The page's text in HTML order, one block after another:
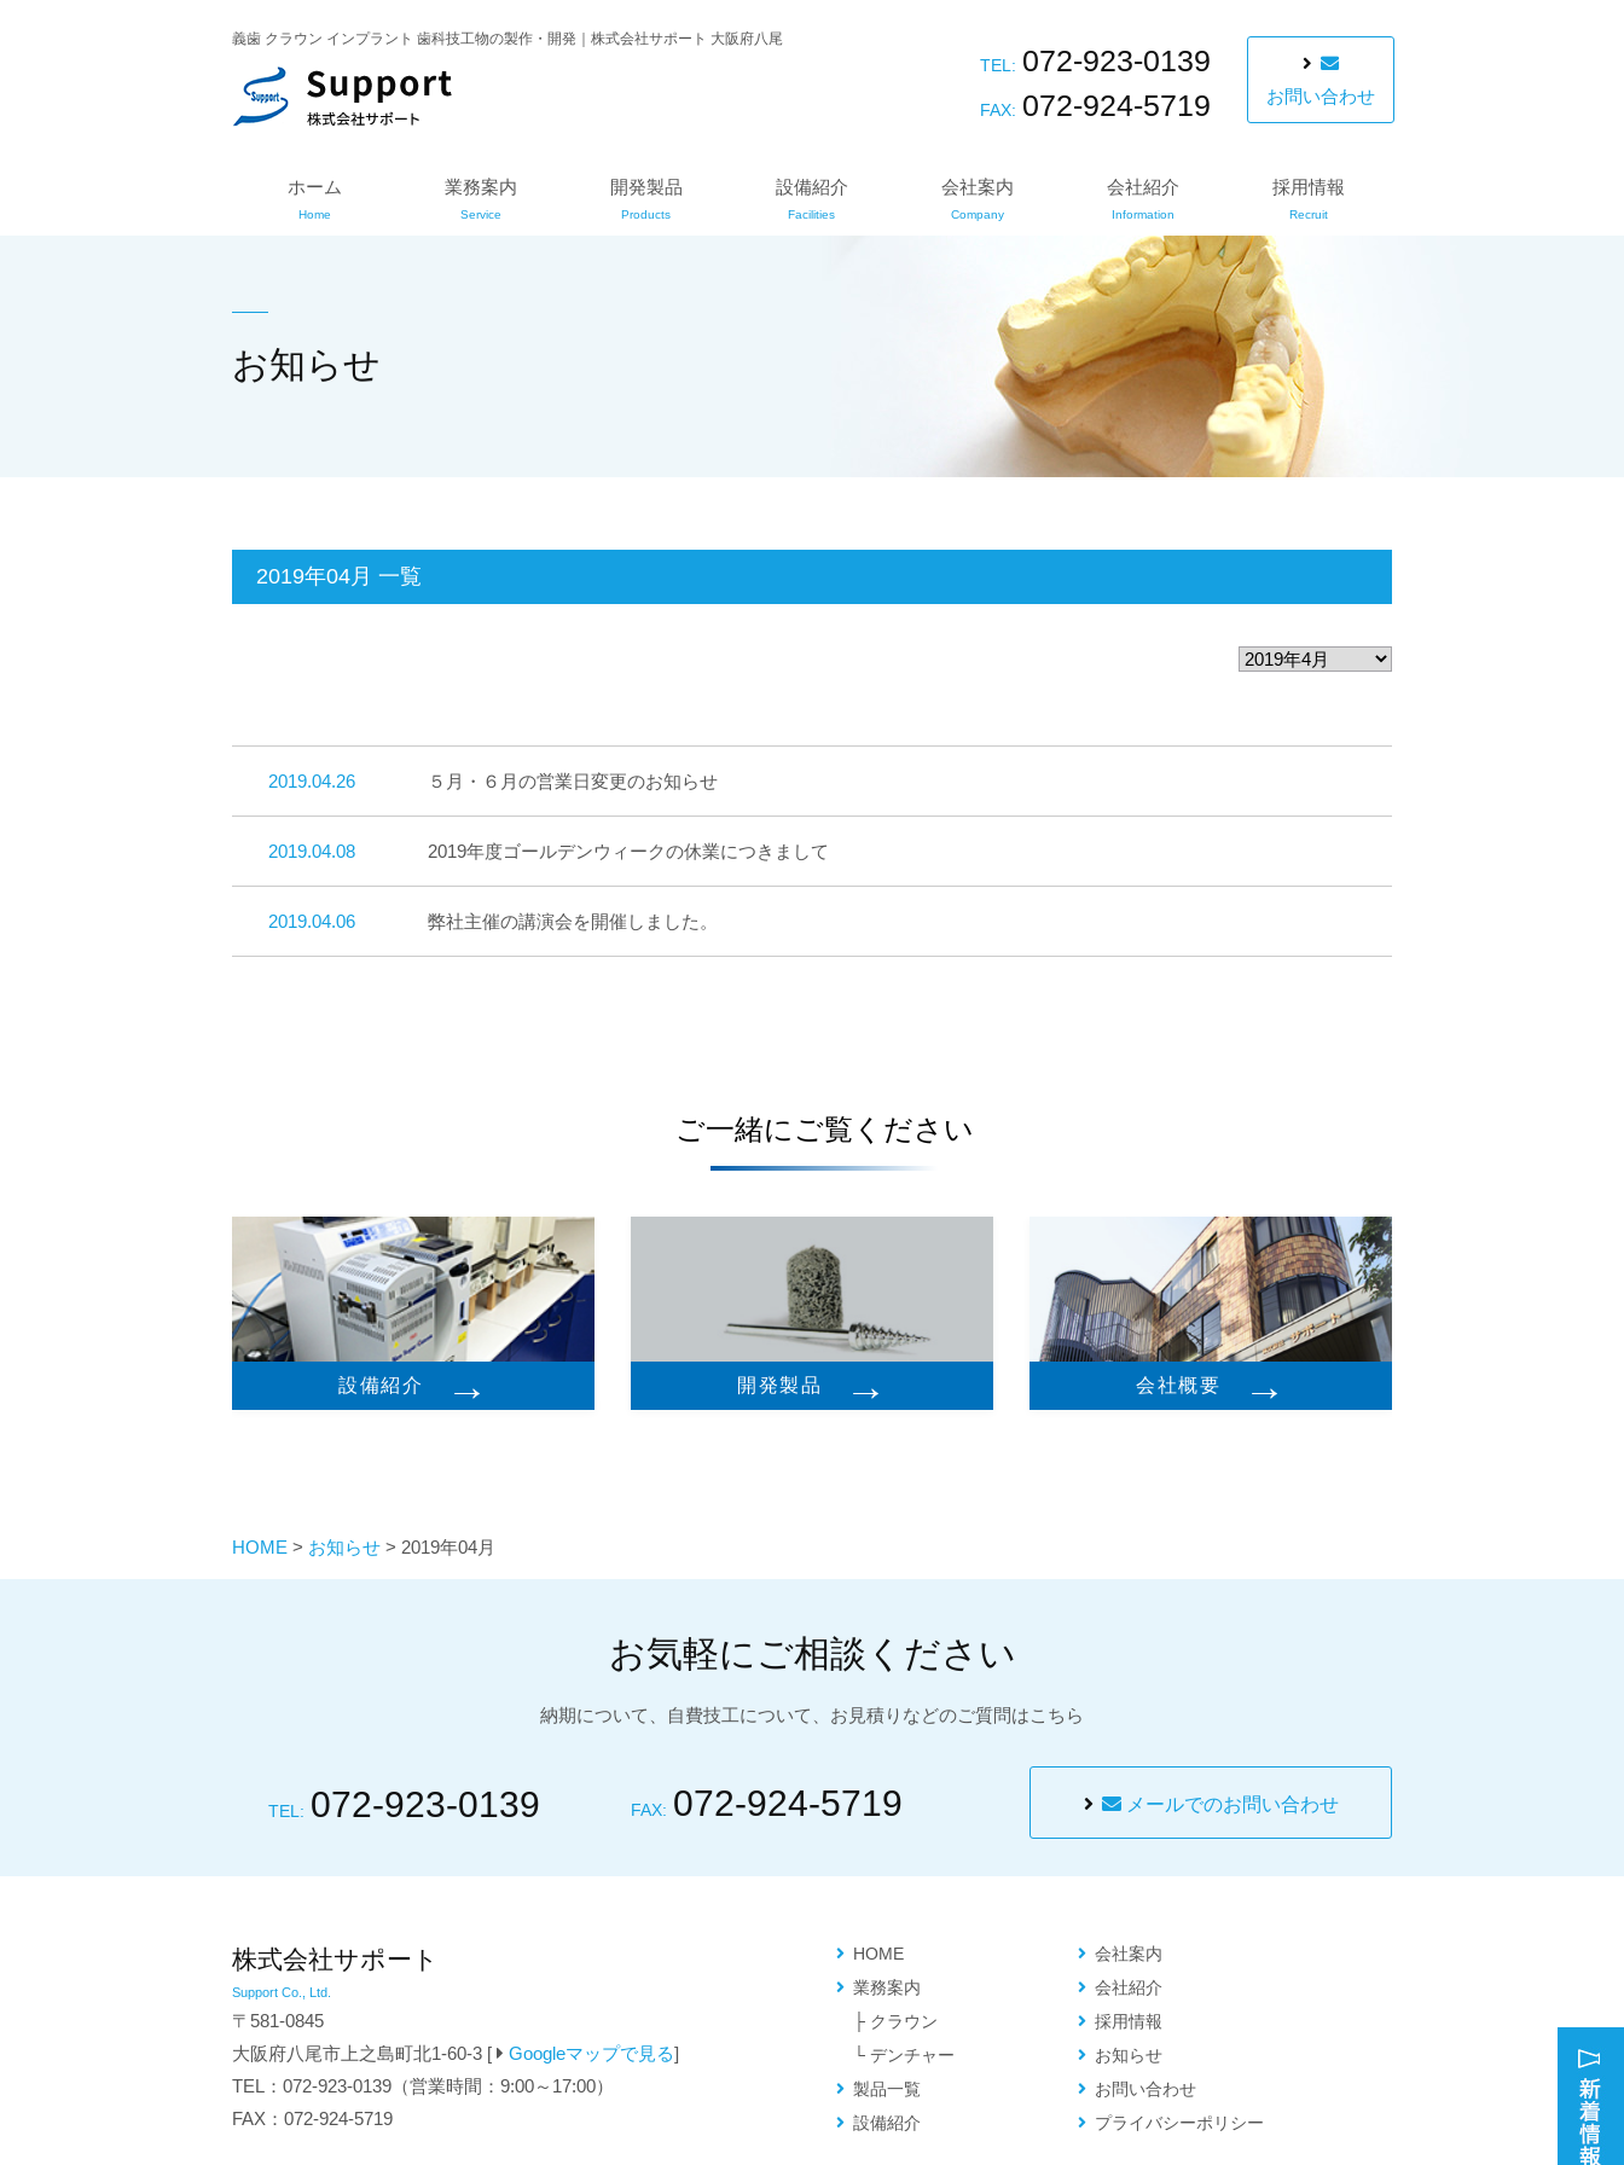
義歯 クラウン インプラント 歯科技工物の製作・開発｜株式会社サポート 大阪府八尾
TEL: 072-923-0139
FAX: 072-924-5719 お問い合わせ
ホーム
Home
業務案内
Service
開発製品
Products
設備紹介
Facilities
会社案内
Company
会社紹介
Information
採用情報
Recruit
お知らせ
2019年04月 一覧
2019.04.26 ５月・６月の営業日変更のお知らせ
2019.04.08 2019年度ゴールデンウィークの休業につきまして
2019.04.06 弊社主催の講演会を開催しました。
ご一緒にご覧ください
設備紹介 → 開発製品 → 会社概要 →
HOME > お知らせ > 2019年04月
お気軽にご相談ください
納期について、自費技工について、お見積りなどのご質問はこちら
TEL: 072-923-0139 FAX: 072-924-5719 メールでのお問い合わせ
株式会社サポート
Support Co., Ltd.
〒581-0845
大阪府八尾市上之島町北1-60-3 [
Googleマップで見る]
TEL：072-923-0139（営業時間：9:00～17:00）
FAX：072-924-5719
HOME
業務案内
├ クラウン
└ デンチャー
製品一覧
設備紹介
会社案内
会社紹介
採用情報
お知らせ
お問い合わせ
プライバシーポリシー